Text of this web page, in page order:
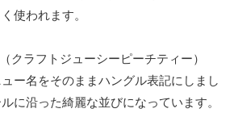
使われます。
クラフトジューシーピーチティー）
ー名をそのままハングル表記にしまし
に沿った綺麗な並びになっています。